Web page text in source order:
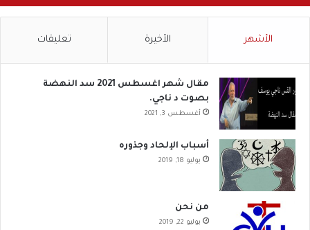
الأشهر الأخيرة تعليقات
مقال شهر اغسطس 2021 سد النهضة
بصوت د ناجي.
أغسطس 3, 2021
أسباب الإلحاد وجذوره
يوليو 18, 2019
من نحن
يوليو 22, 2019